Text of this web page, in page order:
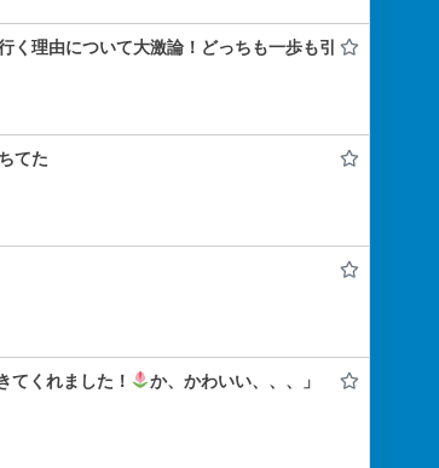
く理由について大激論！どっちも一歩も引
てた
てくれました！
か、かわいい、、、」